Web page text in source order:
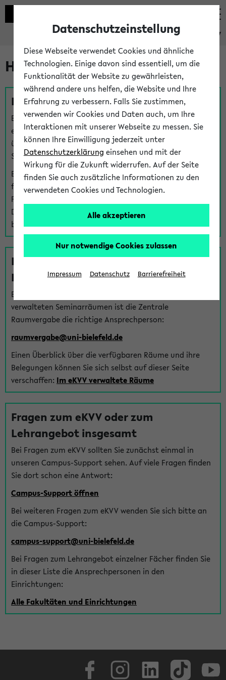
eKVV
Hilfe & Kontakt
Fragen zu einzelnen Veranstaltungen
Bei inhaltlichen und organisatorischen Fragen zu
einzelnen Veranstaltungen finden Sie Ansprechpersonen
über denFragen-Link bei jeder Veranstaltung. Der BIS
Support kann hier meist keine direkte Hilfe leisten.
Bei Veranstaltungen mit eKVV Teilnahmemanagement
finden Sie eine Auskunft über die Personen, die Ihre
Platzzuteilung im eKVV eingetragen haben, auf der
Detailseite zum Teilnahmemanagement der
betreffenden Veranstaltung.
Fragen zu im eKVV verwalteten
Räumen
Bei Fragen zur Vergabe von Hörsälen und vom eKVV
verwalteten Seminarräumen ist die Zentrale
Raumvergabe die richtige Ansprechperson:
raumvergabe@uni-bielefeld.de
Einen Überblick über die verfügbaren Räume und ihre
Belegungen können Sie sich selbst auf dieser Seite
verschaffen: Im eKVV verwaltete Räume
Fragen zum eKVV oder zum
Lehrangebot insgesamt
Bei Fragen zum eKVV sollten Sie zunächst einmal in
unseren Campus-Support sehen. Auf viele Fragen finden
Sie dort schon eine Antwort:
Campus-Support öffnen
Bei weiteren Fragen zum eKVV wenden Sie sich bitte an
die Campus-Support:
campus-support@uni-bielefeld.de
Bei Fragen zum Lehrangebot einzelner Fächer finden Sie
in dieser Liste die Ansprechpersonen in den
Einrichtungen:
Alle Fakultäten und Einrichtungen
Datenschutzeinstellung
Diese Webseite verwendet Cookies und ähnliche
Technologien. Einige davon sind essentiell, um die
Funktionalität der Website zu gewährleisten,
während andere uns helfen, die Website und Ihre
Erfahrung zu verbessern. Falls Sie zustimmen,
verwenden wir Cookies und Daten auch, um Ihre
Interaktionen mit unserer Webseite zu messen. Sie
können Ihre Einwilligung jederzeit unter
Datenschutzerklärung einsehen und mit der
Wirkung für die Zukunft widerrufen. Auf der Seite
finden Sie auch zusätzliche Informationen zu den
verwendeten Cookies und Technologien.
Alle akzeptieren
Nur notwendige Cookies zulassen
Impressum Datenschutz Barrierefreiheit